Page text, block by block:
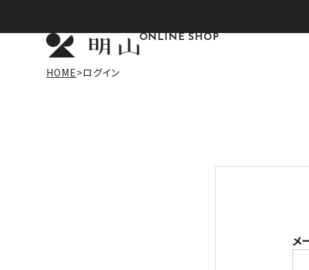
ONLINE SHOP
HOME ログイン
メ